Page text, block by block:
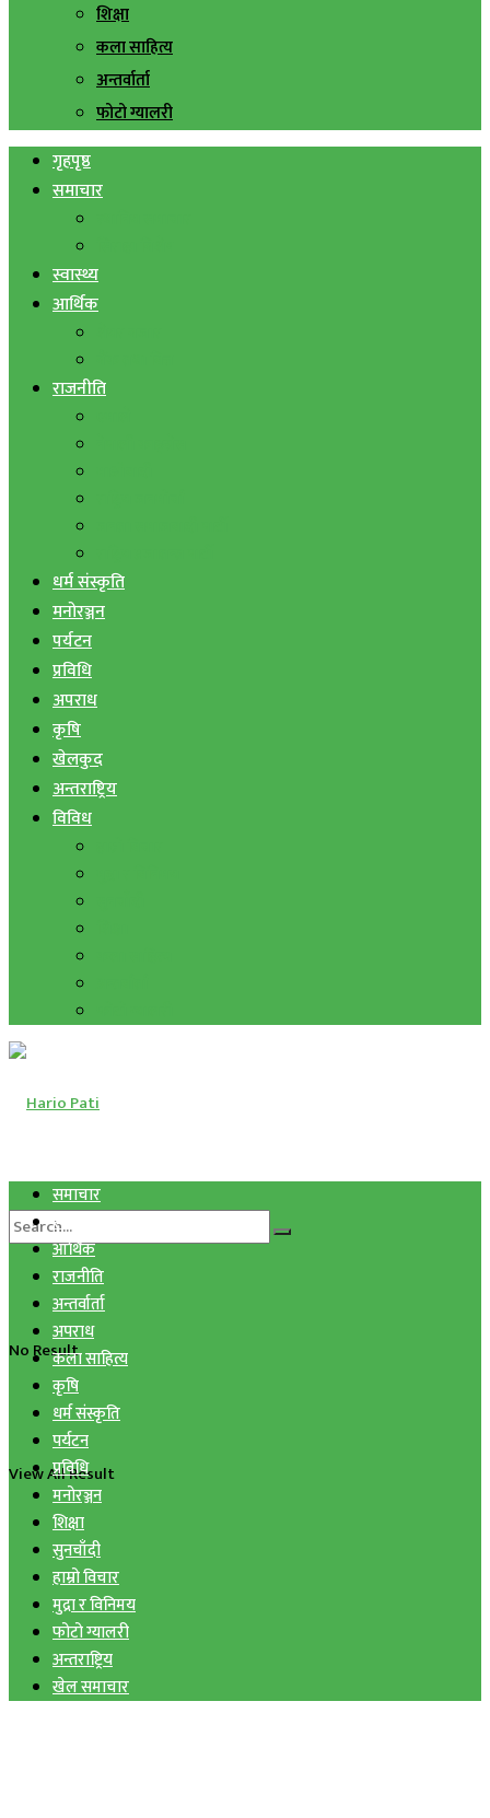
शिक्षा
कला साहित्य
अन्तर्वार्ता
फोटो ग्यालरी
गृहपृष्ठ
समाचार
स्वास्थ्य
आर्थिक
राजनीति
धर्म संस्कृति
मनोरञ्जन
पर्यटन
प्रविधि
अपराध
कृषि
खेलकुद
अन्तराष्ट्रिय
विविध
No Result
View All Result
समाचार
स्वास्थ्य
आर्थिक
राजनीति
अन्तर्वार्ता
अपराध
कला साहित्य
कृषि
धर्म संस्कृति
पर्यटन
प्रविधि
मनोरञ्जन
शिक्षा
सुनचाँदी
हाम्रो विचार
मुद्रा र विनिमय
फोटो ग्यालरी
अन्तराष्ट्रिय
खेल समाचार